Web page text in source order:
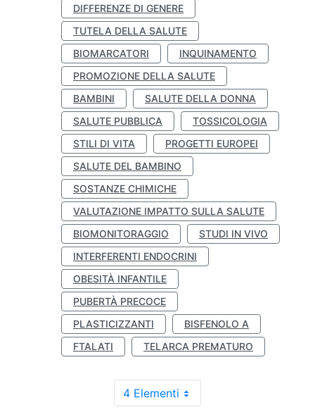
DIFFERENZE DI GENERE
TUTELA DELLA SALUTE
BIOMARCATORI
INQUINAMENTO
PROMOZIONE DELLA SALUTE
BAMBINI
SALUTE DELLA DONNA
SALUTE PUBBLICA
TOSSICOLOGIA
STILI DI VITA
PROGETTI EUROPEI
SALUTE DEL BAMBINO
SOSTANZE CHIMICHE
VALUTAZIONE IMPATTO SULLA SALUTE
BIOMONITORAGGIO
STUDI IN VIVO
INTERFERENTI ENDOCRINI
OBESITÀ INFANTILE
PUBERTÀ PRECOCE
PLASTICIZZANTI
BISFENOLO A
FTALATI
TELARCA PREMATURO
4 Elementi